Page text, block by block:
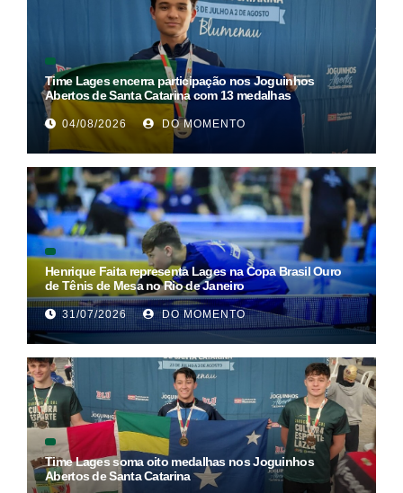
Time Lages encerra participação nos Joguinhos
Abertos de Santa Catarina com 13 medalhas
04/08/2026 DO MOMENTO
Henrique Faita representa Lages na Copa Brasil Ouro
de Tênis de Mesa no Rio de Janeiro
31/07/2026 DO MOMENTO
Time Lages soma oito medalhas nos Joguinhos
Abertos de Santa Catarina